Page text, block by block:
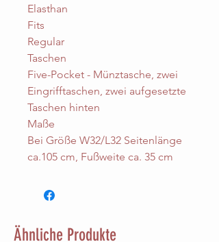
Elasthan
Fits
Regular
Taschen
Five-Pocket - Münztasche, zwei
Eingrifftaschen, zwei aufgesetzte
Taschen hinten
Maße
Bei Größe W32/L32 Seitenlänge
ca.105 cm, Fußweite ca. 35 cm
Ähnliche Produkte